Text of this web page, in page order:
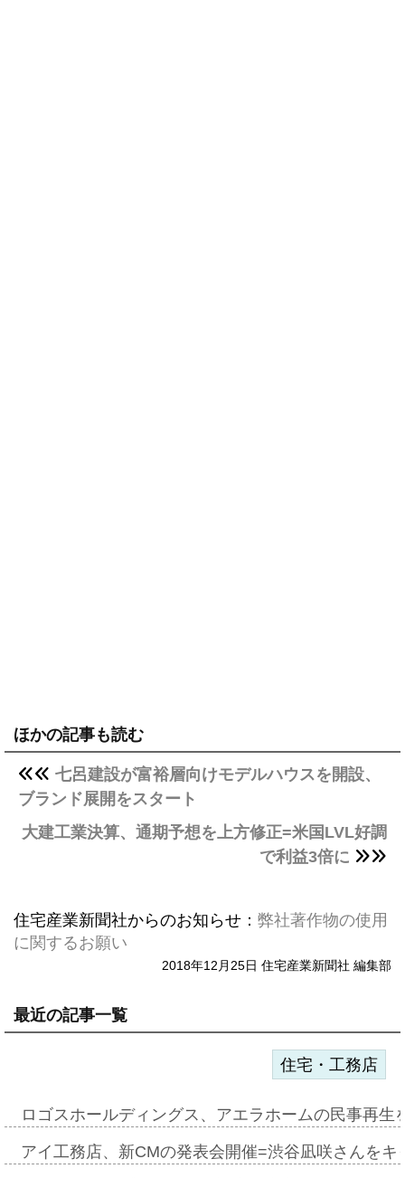
ほかの記事も読む
七呂建設が富裕層向けモデルハウスを開設、
ブランド展開をスタート
大建工業決算、通期予想を上方修正=米国LVL好調
で利益3倍に
住宅産業新聞社からのお知らせ： 弊社著作物の使用
に関するお願い
2018年12月25日 住宅産業新聞社 編集部
最近の記事一覧
住宅・工務店
ロゴスホールディングス、アエラホームの民事再
アイ工務店、新CMの発表会開催=渋谷凪咲さんを